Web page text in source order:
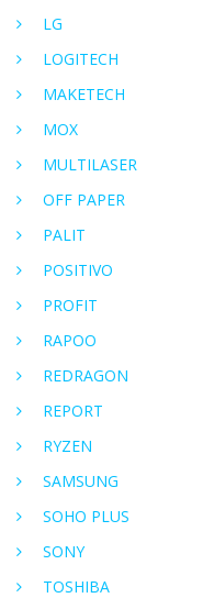
LG
LOGITECH
MAKETECH
MOX
MULTILASER
OFF PAPER
PALIT
POSITIVO
PROFIT
RAPOO
REDRAGON
REPORT
RYZEN
SAMSUNG
SOHO PLUS
SONY
TOSHIBA